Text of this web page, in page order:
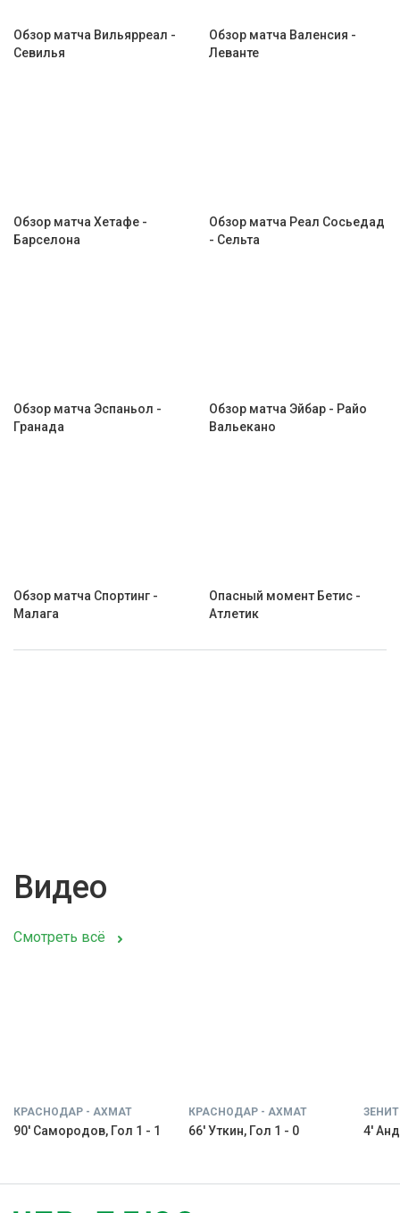
Обзор матча Вильярреал -
Севилья
Обзор матча Валенсия -
Леванте
Обзор матча Хетафе -
Барселона
Обзор матча Реал Сосьедад
- Сельта
Обзор матча Эспаньол -
Гранада
Обзор матча Эйбар - Райо
Вальекано
Обзор матча Спортинг -
Малага
Опасный момент Бетис -
Атлетик
Видео
Смотреть всё
КРАСНОДАР - АХМАТ
90' Самородов, Гол 1 - 1
КРАСНОДАР - АХМАТ
66' Уткин, Гол 1 - 0 4'